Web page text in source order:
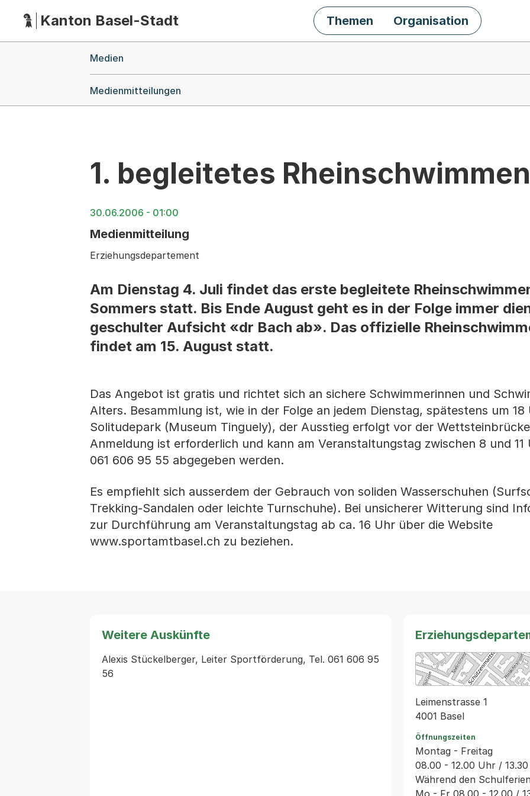
HauptnavigationKanton Basel-Stadt Themen Organisation
Medien
Medienmitteilungen
1. begleitetes Rheinschwimmen
30.06.2006 - 01:00
Medienmitteilung
Erziehungsdepartement
Am Dienstag 4. Juli findet das erste begleitete
Sommers statt. Bis Ende August geht es in der Folge immer
geschulter Aufsicht «dr Bach ab». Das offizielle
findet am 15. August statt.
Das Angebot ist gratis und richtet sich an sichere Schwimmerinnen und
Alters. Besammlung ist, wie in der Folge an jedem Dienstag, spätestens um 18
Solitudepark (Museum Tinguely), der Ausstieg erfolgt vor der
Anmeldung ist erforderlich und kann am Veranstaltungstag zwischen 8 und 11
061 606 95 55 abgegeben werden.
Es empfiehlt sich ausserdem der Gebrauch von soliden Wasserschuhen
Trekking-Sandalen oder leichte Turnschuhe). Bei unsicherer Witterung sind
zur Durchführung am Veranstaltungstag ab ca. 16 Uhr über die Website
www.sportamtbasel.ch zu beziehen.
Weitere Auskünfte
Alexis Stückelberger, Leiter Sportförderung, Tel. 061 606 95
56
Leimenstrasse 1
4001 Basel
Öffnungszeiten
Montag - Freitag
08.00 - 12.00 Uhr /
Während den Schulferien
Mo - Fr 08.00 - 12.00 /